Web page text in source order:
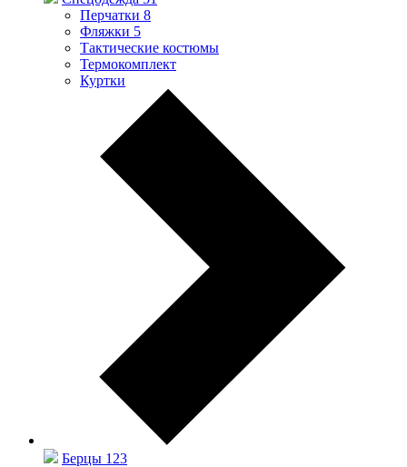
Перчатки 8
Фляжки 5
Тактические костюмы
Термокомплект
Куртки
Берцы 123